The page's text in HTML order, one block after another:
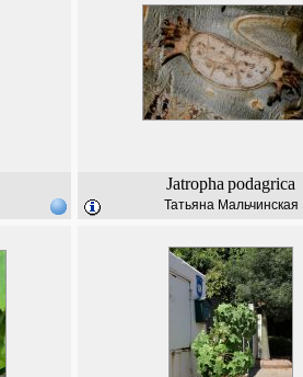
Jatropha podagrica
Татьяна Мальчинская